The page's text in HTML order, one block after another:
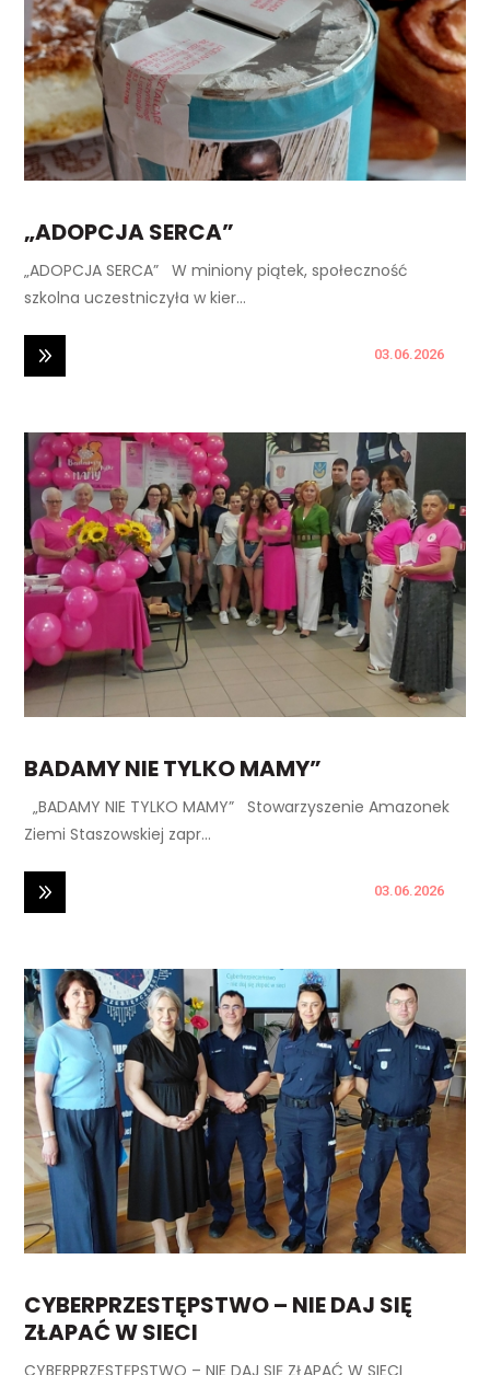
03.06.2026
„ADOPCJA SERCA”
„ADOPCJA SERCA” W miniony piątek, społeczność
szkolna uczestniczyła w kier...
03.06.2026
BADAMY NIE TYLKO MAMY”
„BADAMY NIE TYLKO MAMY” Stowarzyszenie Amazonek
Ziemi Staszowskiej zapr...
CYBERPRZESTĘPSTWO – NIE DAJ SIĘ
ZŁAPAĆ W SIECI
CYBERPRZESTĘPSTWO – NIE DAJ SIĘ ZŁAPAĆ W SIECI